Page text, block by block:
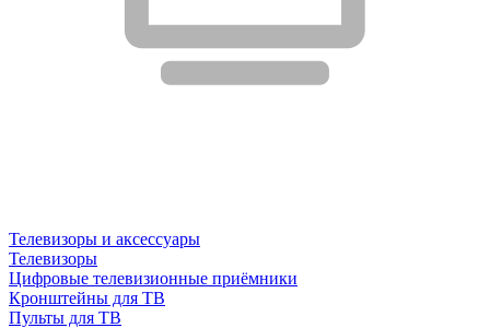
Телевизоры и аксессуары
Телевизоры
Цифровые телевизионные приёмники
Кронштейны для ТВ
Пульты для ТВ